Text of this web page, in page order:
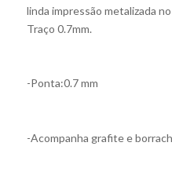
linda impressão metalizada
Traço 0.7mm.
-Ponta:0.7 mm
-Acompanha grafite e